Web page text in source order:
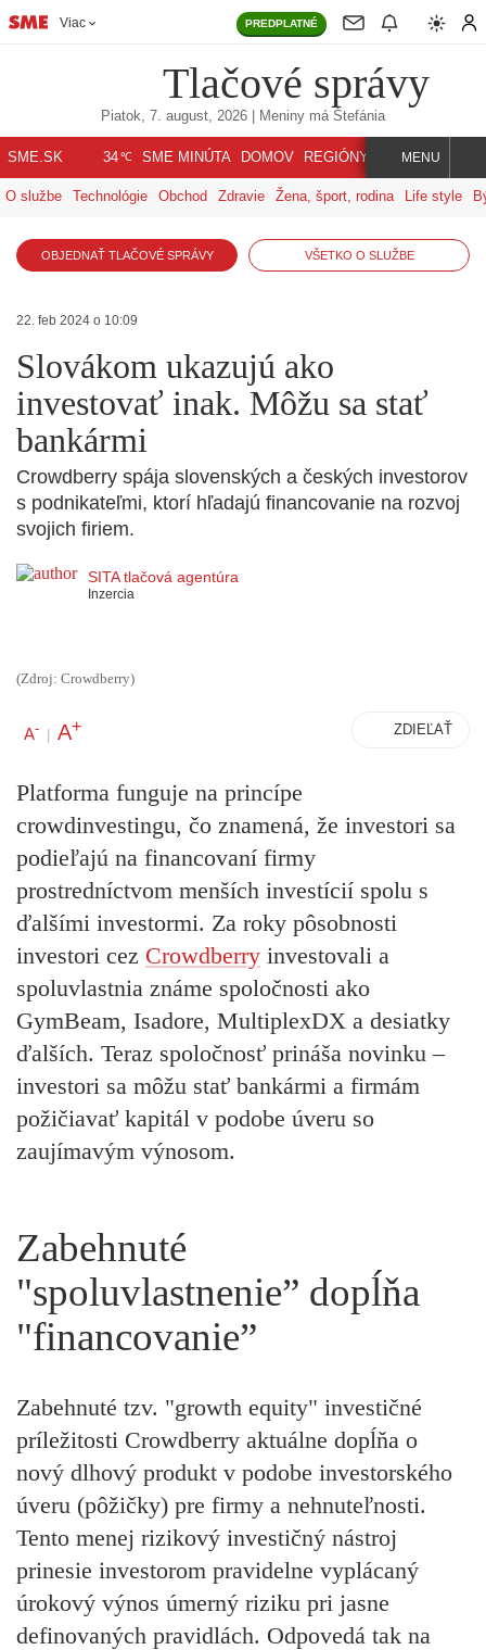
Viac PREDPLATNÉ
Tlačové správy
Piatok, 7. august, 2026 | Meniny má Štefánia
SME.SK 34℃ SME MINÚTA DOMOV REGIÓNY INDEX SVET
MENU
O službe Technológie Obchod Zdravie Žena, šport, rodina Life style
OBJEDNAŤ TLAČOVÉ SPRÁVY VŠETKO O SLUŽBE
22. feb 2024 o 10:09
Slovákom ukazujú ako
investovať inak. Môžu sa stať
bankármi
Crowdberry spája slovenských a českých investorov
s podnikateľmi, ktorí hľadajú financovanie na rozvoj
svojich firiem.
SITA tlačová agentúra
Inzercia
(Zdroj: Crowdberry)
A- | A+ ZDIEĽAŤ
Platforma funguje na princípe
crowdinvestingu, čo znamená, že investori sa
podieľajú na financovaní firmy
prostredníctvom menších investícií spolu s
ďalšími investormi. Za roky pôsobnosti
investori cez Crowdberry investovali a
spoluvlastnia známe spoločnosti ako
GymBeam, Isadore, MultiplexDX a desiatky
ďalších. Teraz spoločnosť prináša novinku –
investori sa môžu stať bankármi a firmám
požičiavať kapitál v podobe úveru so
zaujímavým výnosom.
Zabehnuté
"spoluvlastnenie” dopĺňa
"financovanie”
Zabehnuté tzv. "growth equity" investičné
príležitosti Crowdberry aktuálne dopĺňa o
nový dlhový produkt v podobe investorského
úveru (pôžičky) pre firmy a nehnuteľnosti.
Tento menej rizikový investičný nástroj
prinesie investorom pravidelne vyplácaný
úrokový výnos úmerný riziku pri jasne
definovaných pravidlách. Odpovedá tak na